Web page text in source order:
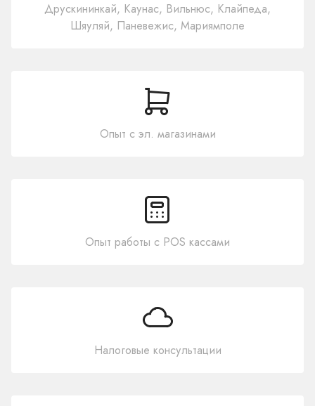
Друскининкай, Каунас, Вильнюс, Клайпеда,
Шяуляй, Паневежис, Мариямполе
Опыт с эл. магазинами
Опыт работы с POS кассами
Налоговые консультации